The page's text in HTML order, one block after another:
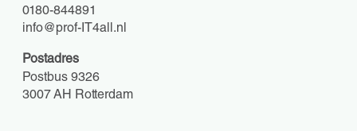
0180-844891
info
prof-IT4all nl
Postadres
Postbus 9326
3007 AH Rotterdam